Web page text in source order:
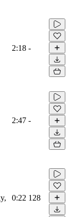
2:18 -
2:47 -
0:22 128